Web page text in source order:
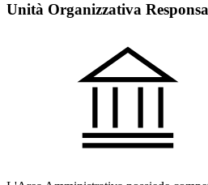
Unità Organizzativa